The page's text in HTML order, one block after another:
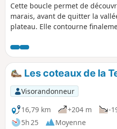
Cette boucle permet de
marais, avant de quitter la
plateau. Elle contourne
Château et son église classée du
Les coteaux de la
Visorandonneur
16,79 km
+204 m
-
5h 25
Moyenne